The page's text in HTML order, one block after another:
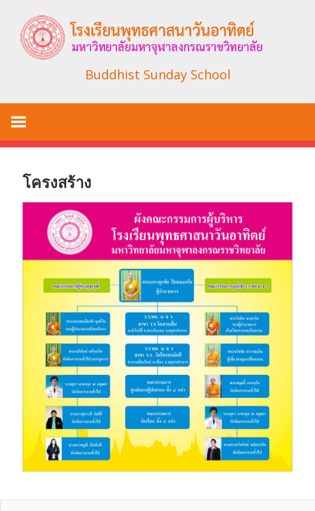
content
Buddhist Sunday School
โครงสร้าง